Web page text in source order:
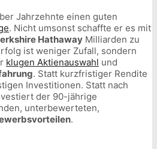
Jahrzehnte einen guten
. Nicht umsonst schaffte er es mit
Hathaway Milliarden zu
ist weniger Zufall, sondern
klugen Aktienauswahl und
. Statt kurzfristiger Rendite
Investitionen. Statt nach
der 90-jährige
unterbewerteten,
.